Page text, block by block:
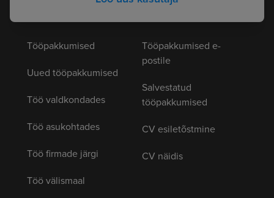
Tööpakkumised
Uued tööpakkumised
Töö valdkondades
Töö asukohtades
Töö firmade järgi
Töö välismaal
Tööpakkumised e-
postile
Salvestatud
tööpakkumised
CV esiletõstmine
CV näidis